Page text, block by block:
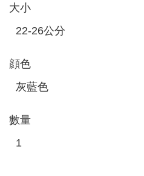
大小
顔色
數量